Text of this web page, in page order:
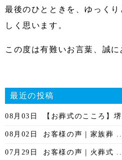
最後のひとときを、ゆっく
しく思います。
この度は有難いお言葉、誠に
最近の投稿
08月03日 【お葬式のこころ】
08月02日 お客様の声｜家族葬
07月29日 お客様の声｜火葬式